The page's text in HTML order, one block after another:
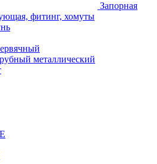
Запорная
фитинг, хомуты
металлический